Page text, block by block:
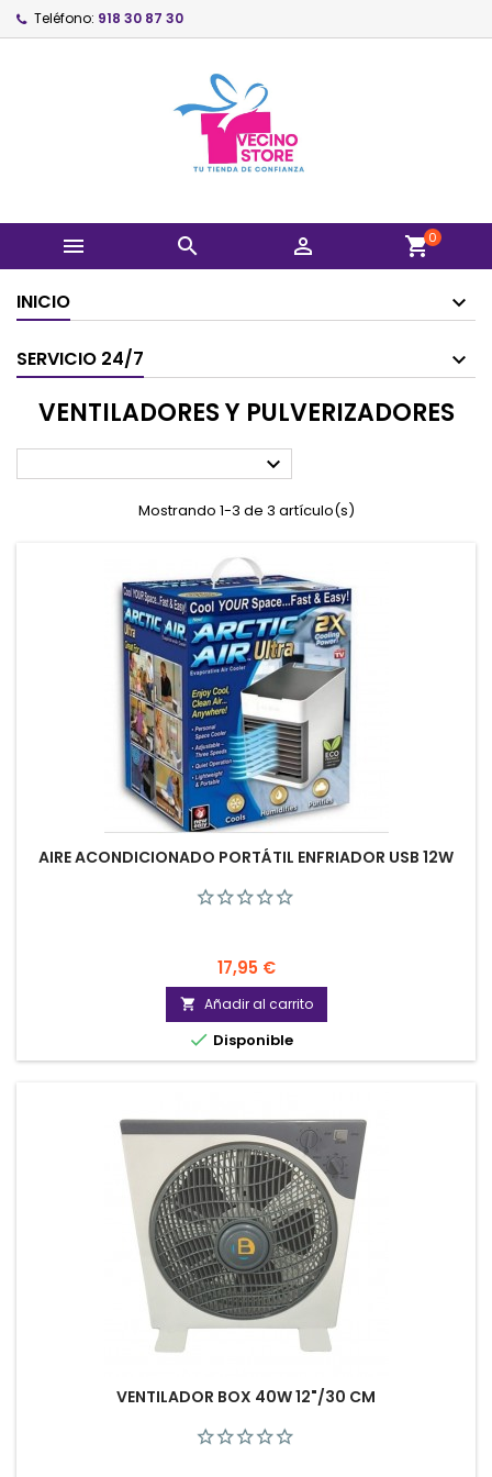
Teléfono: 918 30 87 30
   shopping_cart0
INICIO
SERVICIO 24/7
VENTILADORES Y PULVERIZADORES

Mostrando 1-3 de 3 artículo(s)
AIRE ACONDICIONADO PORTÁTIL ENFRIADOR USB 12W
Precio
17,95 €
 Añadir al carrito
 Disponible
VENTILADOR BOX 40W 12"/30 CM